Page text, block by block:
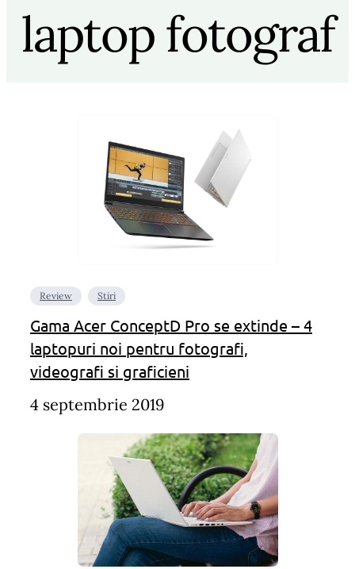
laptop fotograf
Review Stiri
Gama Acer ConceptD Pro se extinde – 4
laptopuri noi pentru fotografi,
videografi si graficieni
4 septembrie 2019